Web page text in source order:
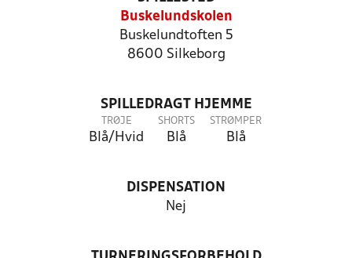
Buskelundskolen
Buskelundtoften 5
8600 Silkeborg
SPILLEDRAGT HJEMME
TRØJE
Blå/Hvid
SHORTS
Blå
STRØMPER
Blå
DISPENSATION
Nej